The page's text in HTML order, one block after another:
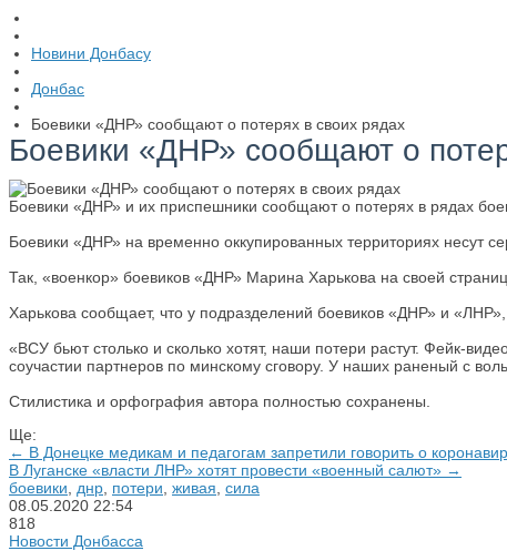
Новини Донбасу
Донбас
Боевики «ДНР» сообщают о потерях в своих рядах
Боевики «ДНР» сообщают о
Боевики «ДНР» и их приспешники сообщают о потерях в рядах
Боевики «ДНР» на временно оккупированных территориях несут
Так, «военкор» боевиков «ДНР» Марина Харькова на своей
Харькова сообщает, что у подразделений боевиков «ДНР» и
«ВСУ бьют столько и сколько хотят, наши потери растут. Фейк-
соучастии партнеров по минскому сговору. У наших раненый с
Стилистика и орфография автора полностью сохранены.
Ще:
← В Донецке медикам и педагогам запретили говорить о
В Луганске «власти ЛНР» хотят провести «военный салют» →
боевики
днр потери живая сила
08.05.2020 22:54
818
Новости Донбасса